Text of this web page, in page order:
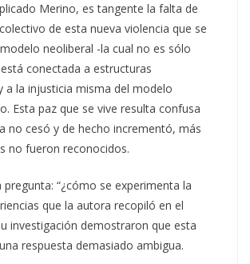
Merino, es tangente la falta de
de esta nueva violencia que se
neoliberal -la cual no es sólo
conectada a estructuras
a la injusticia misma del modelo
Esta paz que se vive resulta confusa
no cesó y de hecho incrementó, más
no fueron reconocidos.
pregunta: “¿cómo se experimenta la
que la autora recopiló en el
investigación demostraron que esta
respuesta demasiado ambigua.